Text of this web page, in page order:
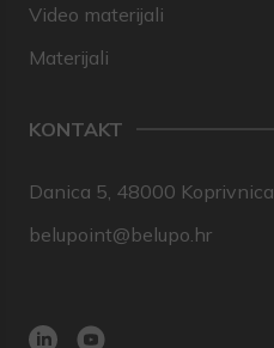
Video materijali
Materijali
KONTAKT
Danica 5, 48000 Koprivnica
belupoint@belupo.hr